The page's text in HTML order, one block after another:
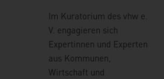
Im Kuratorium des vhw e.
V. engagieren sich
Expertinnen und Experten
aus Kommunen,
Wirtschaft und